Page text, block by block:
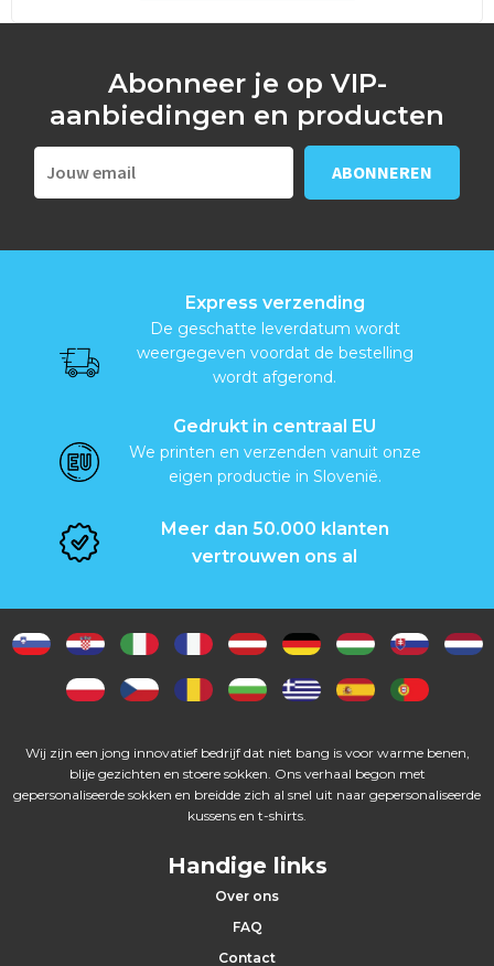
Abonneer je op VIP-
aanbiedingen en producten
Express verzending
De geschatte leverdatum wordt
weergegeven voordat de bestelling
wordt afgerond.
Gedrukt in centraal EU
We printen en verzenden vanuit onze
eigen productie in Slovenië.
Meer dan 50.000 klanten
vertrouwen ons al
Wij zijn een jong innovatief bedrijf dat niet bang is voor warme benen,
blije gezichten en stoere sokken. Ons verhaal begon met
gepersonaliseerde sokken en breidde zich al snel uit naar gepersonaliseerde
kussens en t-shirts.
Handige links
Over ons
FAQ
Contact